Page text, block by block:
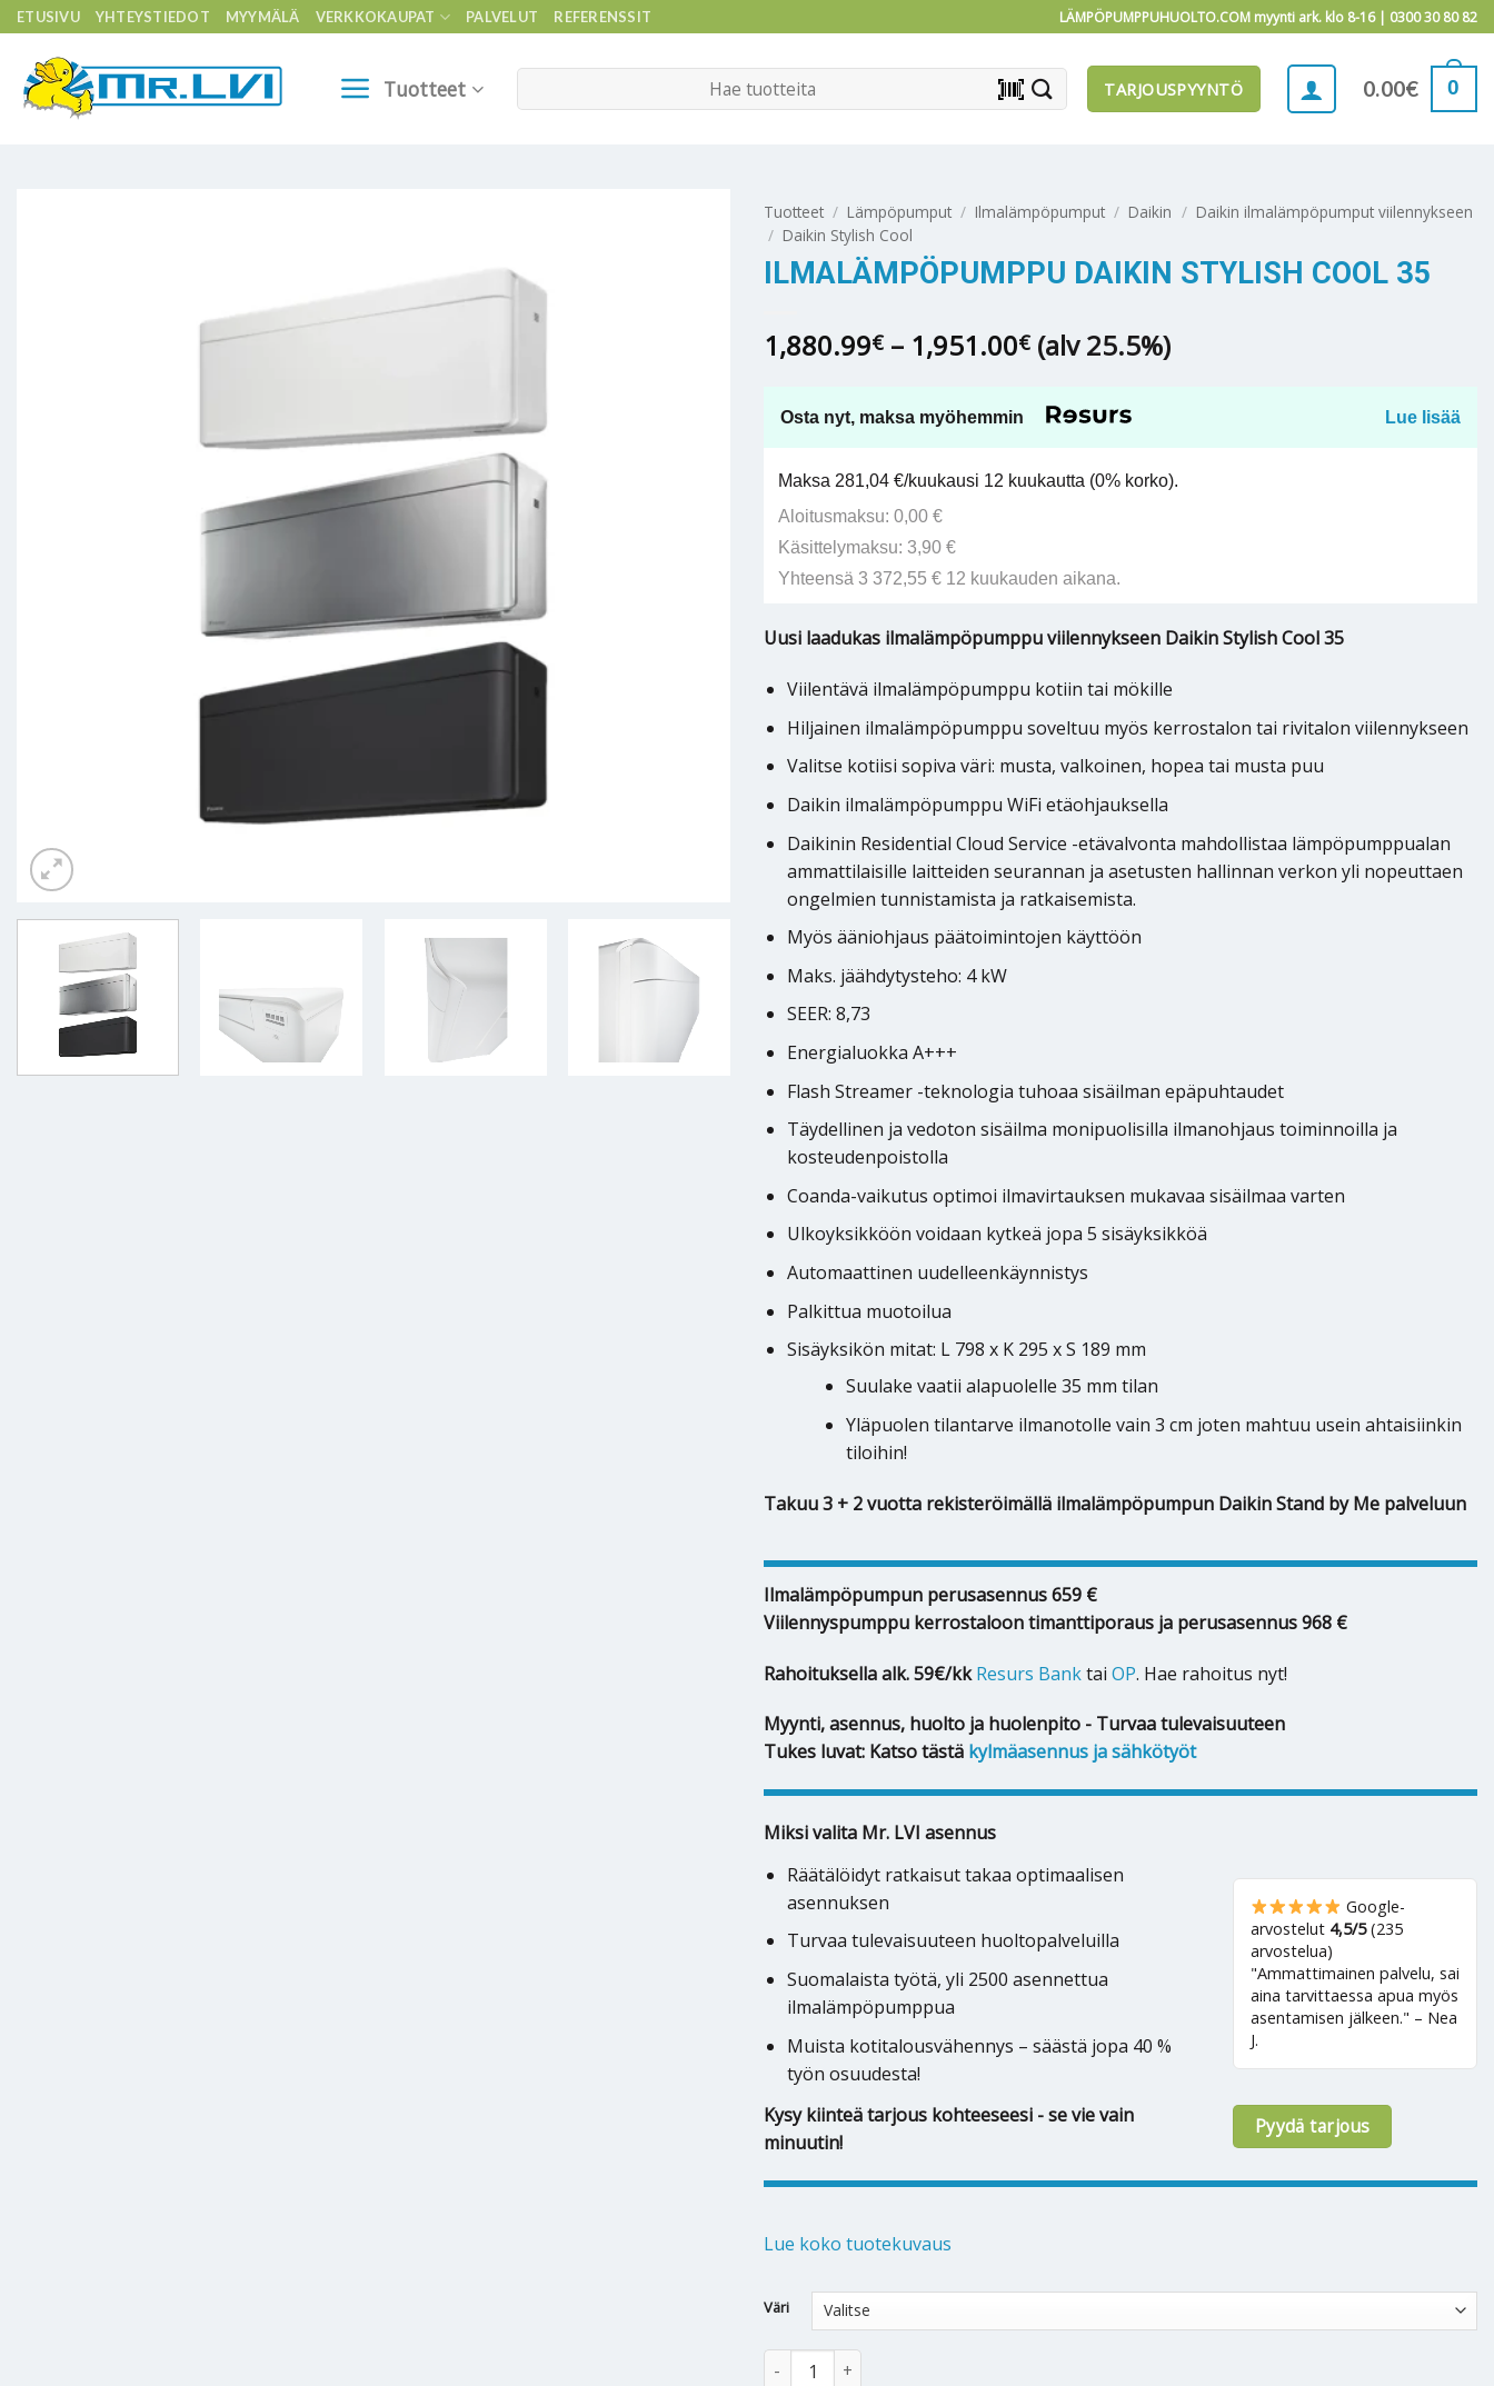
Skip
to
content
ETUSIVU YHTEYSTIEDOT MYYMÄLÄ VERKKOKAUPAT PALVELUT REFERENSSIT LÄMPÖPUMPPUHUOLTO.COM myynti ark. klo 8-16 | 0300 30 80 82
Tuotteet barcode_scanner TARJOUSPYYNTÖ 0.00€ 0
Tuotteet / Lämpöpumput / Ilmalämpöpumput / Daikin / Daikin ilmalämpöpumput viilennykseen
/ Daikin Stylish Cool
ILMALÄMPÖPUMPPU DAIKIN STYLISH COOL 35
1,880.99€ – 1,951.00€Hintaluokka:
1,880.99€
1,951.00€
(alv 25.5%)
Osta nyt, maksa myöhemmin Lue lisää
Maksa 281,04 €/kuukausi 12 kuukautta (0% korko).
Aloitusmaksu: 0,00 €
Käsittelymaksu: 3,90 €
Yhteensä 3 372,55 € 12 kuukauden aikana.
Uusi laadukas ilmalämpöpumppu viilennykseen Daikin Stylish Cool 35
Viilentävä ilmalämpöpumppu kotiin tai mökille
Hiljainen ilmalämpöpumppu soveltuu myös kerrostalon tai rivitalon viilennykseen
Valitse kotiisi sopiva väri: musta, valkoinen, hopea tai musta puu
Daikin ilmalämpöpumppu WiFi etäohjauksella
Daikinin Residential Cloud Service -etävalvonta mahdollistaa lämpöpumppualan
ammattilaisille laitteiden seurannan ja asetusten hallinnan verkon yli nopeuttaen
ongelmien tunnistamista ja ratkaisemista.
Myös ääniohjaus päätoimintojen käyttöön
Maks. jäähdytysteho: 4 kW
SEER: 8,73
Energialuokka A+++
Flash Streamer -teknologia tuhoaa sisäilman epäpuhtaudet
Täydellinen ja vedoton sisäilma monipuolisilla ilmanohjaus toiminnoilla ja
kosteudenpoistolla
Coanda-vaikutus optimoi ilmavirtauksen mukavaa sisäilmaa varten
Ulkoyksikköön voidaan kytkeä jopa 5 sisäyksikköä
Automaattinen uudelleenkäynnistys
Palkittua muotoilua
Sisäyksikön mitat: L 798 x K 295 x S 189 mm
Suulake vaatii alapuolelle 35 mm tilan
Yläpuolen tilantarve ilmanotolle vain 3 cm joten mahtuu usein ahtaisiinkin
tiloihin!
Takuu 3 + 2 vuotta rekisteröimällä ilmalämpöpumpun Daikin Stand by Me palveluun
Ilmalämpöpumpun perusasennus 659 €
Viilennyspumppu kerrostaloon timanttiporaus ja perusasennus 968 €
Rahoituksella alk. 59€/kk Resurs Banktai OP. Hae rahoitus nyt!
Myynti, asennus, huolto ja huolenpito - Turvaa tulevaisuuteen
Tukes luvat: Katso tästä kylmäasennus ja sähkötyöt
Miksi valita Mr. LVI asennus
Räätälöidyt ratkaisut takaa optimaalisen
asennuksen
Turvaa tulevaisuuteen huoltopalveluilla
Suomalaista työtä, yli 2500 asennettua
ilmalämpöpumppua
Muista kotitalousvähennys – säästä jopa 40 %
työn osuudesta!
Kysy kiinteä tarjous kohteeseesi - se vie vain
minuutin!
Google-
arvostelut 4,5/5(235
arvostelua)
"Ammattimainen palvelu, sai
aina tarvittaessa apua myös
asentamisen jälkeen." – Nea
J.
Pyydä tarjous
Lue koko tuotekuvaus
Väri
Ilmalämpöpumppu Daikin Stylish Cool 35 määrä
Alternative: